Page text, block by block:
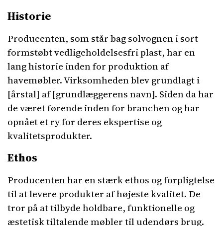
Historie
Producenten, som står bag solvognen i sort
formstøbt vedligeholdelsesfri plast, har en
lang historie inden for produktion af
havemøbler. Virksomheden blev grundlagt i
[årstal] af [grundlæggerens navn]. Siden da har
de været førende inden for branchen og har
opnået et ry for deres ekspertise og
kvalitetsprodukter.
Ethos
Producenten har en stærk ethos og forpligtelse
til at levere produkter af højeste kvalitet. De
tror på at tilbyde holdbare, funktionelle og
æstetisk tiltalende møbler til udendørs brug.